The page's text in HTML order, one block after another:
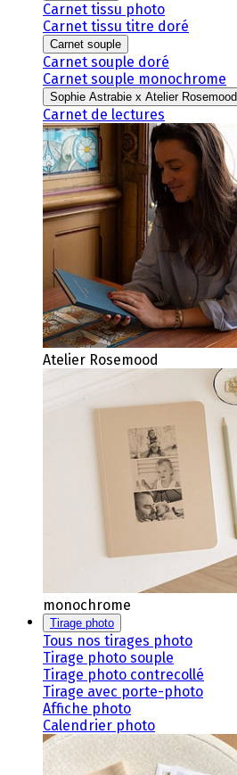
Carnet tissu photo
Carnet tissu titre doré
Carnet souple
Carnet souple doré
Carnet souple monochrome
Sophie Astrabie x Atelier Rosemood
Carnet de lectures
Atelier Rosemood
monochrome
Tirage photo
Tous nos tirages photo
Tirage photo souple
Tirage photo contrecollé
Tirage avec porte-photo
Affiche photo
Calendrier photo